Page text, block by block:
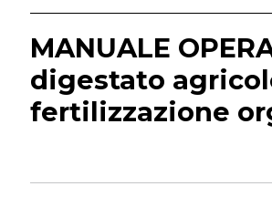
MANUALE
digestato
fertilizzazione